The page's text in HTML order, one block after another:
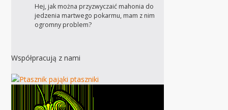
Hej, jak można przyzwyczaić mahonia do
jedzenia martwego pokarmu, mam z nim
ogromny problem?
Współpracują z nami